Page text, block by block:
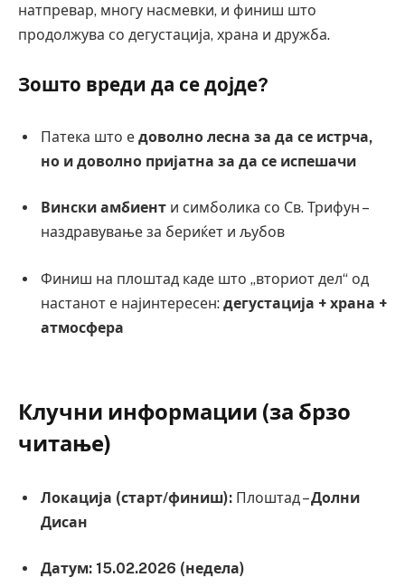
натпревар, многу насмевки, и финиш што
продолжува со дегустација, храна и дружба.
Зошто вреди да се дојде?
Патека што е доволно лесна за да се истрча,
но и доволно пријатна за да се испешачи
Вински амбиент и симболика со Св. Трифун –
наздравување за бериќет и љубов
Финиш на плоштад каде што „вториот дел“ од
настанот е најинтересен: дегустација + храна +
атмосфера
Клучни информации (за брзо
читање)
Локација (старт/финиш): Плоштад –Долни
Дисан
Датум: 15.02.2026 (недела)